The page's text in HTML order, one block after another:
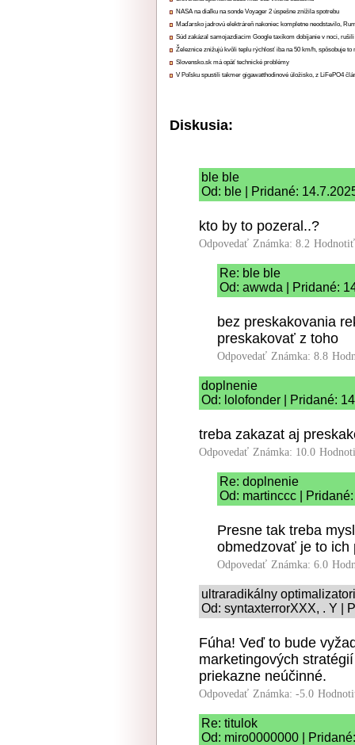
NASA na diaľku na sonde Voyager 2 úspešne znížila spotrebu
Maďarsko jadrovú elektráreň nakoniec kompletne neodstavilo,
Súd zakázal samojazdiacim Google taxíkom dobíjanie v noci,
Železnice znižujú kvôli teplu rýchlosť iba na 50 km/h, spôsobuje to
Slovensko.sk má opäť technické problémy
V Poľsku spustili takmer gigawatthodinové úložisko, z LiFePO4
Diskusia:
ble ble
Od: ble | Pridané:
kto by to pozeral..?
Odpovedať Známka: 8.2
Re: ble ble
Od: awwda | Pridané:
bez preskakovania
preskakovať z toho
Odpovedať Známka: 8.8
doplnenie
Od: lolofonder | Pridané:
treba zakazat aj
Odpovedať Známka: 10.0
Re: doplnenie
Od: martinccc |
Presne tak treba
obmedzovať je to ich
Odpovedať Známka: 6.0
ultraradikálny
Od: syntaxterrorXXX, . Y |
Fúha! Veď to bude
marketingových
priekazne neúčinné.
Odpovedať Známka: -5.0
Re: titulok
Od: miro0000000 |